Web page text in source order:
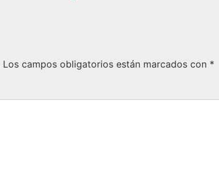
Los campos obligatorios están marcados con *